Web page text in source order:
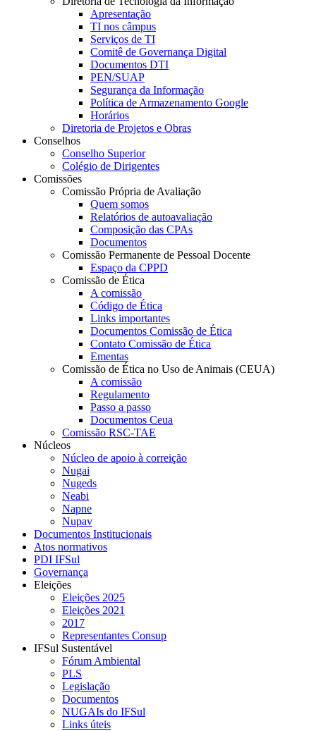
Apresentação
TI nos câmpus
Serviços de TI
Comitê de Governança Digital
Documentos DTI
PEN/SUAP
Segurança da Informação
Política de Armazenamento Google
Horários
Diretoria de Projetos e Obras
Conselhos
Conselho Superior
Colégio de Dirigentes
Comissões
Comissão Própria de Avaliação
Quem somos
Relatórios de autoavaliação
Composição das CPAs
Documentos
Comissão Permanente de Pessoal Docente
Espaço da CPPD
Comissão de Ética
A comissão
Código de Ética
Links importantes
Documentos Comissão de Ética
Contato Comissão de Ética
Ementas
Comissão de Ética no Uso de Animais (CEUA)
A comissão
Regulamento
Passo a passo
Documentos Ceua
Comissão RSC-TAE
Núcleos
Núcleo de apoio à correição
Nugai
Nugeds
Neabi
Napne
Nupav
Documentos Institucionais
Atos normativos
PDI IFSul
Governança
Eleições
Eleições 2025
Eleições 2021
2017
Representantes Consup
IFSul Sustentável
Fórum Ambiental
PLS
Legislação
Documentos
NUGAIs do IFSul
Links úteis